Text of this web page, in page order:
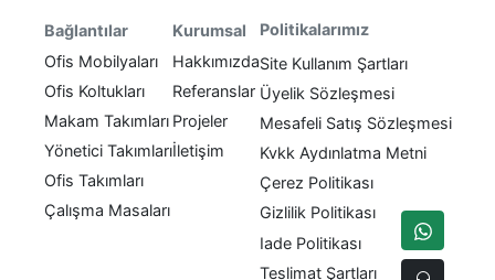
Bağlantılar
Ofis Mobilyaları
Ofis Koltukları
Makam Takımları
Yönetici Takımları
Ofis Takımları
Çalışma Masaları
Kurumsal
Hakkımızda
Referanslar
Projeler
İletişim
Politikalarımız
Site Kullanım Şartları
Üyelik Sözleşmesi
Mesafeli Satış Sözleşmesi
Kvkk Aydınlatma Metni
Çerez Politikası
Gizlilik Politikası
Iade Politikası
Teslimat Şartları